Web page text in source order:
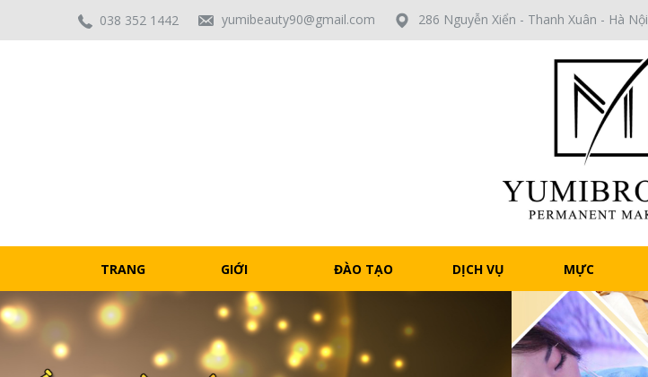
038 352 1442 yumibeauty90@gmail.com 286 Nguyễn Xiển - Thanh Xuân - Hà Nội
TRANG
CHỦ
GIỚI
THIỆU
ĐÀO TẠO DỊCH VỤ MỰC
LIGHT